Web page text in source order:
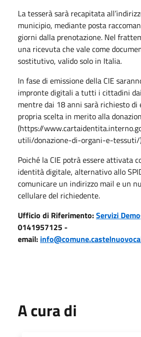
La tesserà sarà recapitata
municipio, mediante posta
giorni dalla prenotazione. Nel
una ricevuta che vale come
sostitutivo, valido solo in Italia.
In fase di emissione della CIE
impronte digitali a tutti i cittadini
mentre dai 18 anni sarà richiesto di
propria scelta in merito alla
(https://
utili/donazione-di-organi-e-
Poiché la CIE potrà essere attivata
identità digitale, alternativo allo
comunicare un indirizzo mail e un
cellulare del richiedente.
Ufficio di Riferimento:Servizi
0141957125 -
email:
A cura di